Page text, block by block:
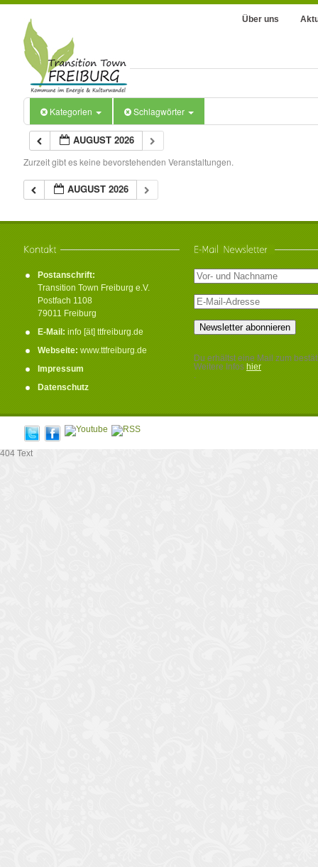
Über uns
Kategorien Schlagwörter
AUGUST 2026
Zurzeit gibt es keine bevorstehenden Veranstaltungen.
AUGUST 2026
Postanschrift:
Transition Town Freiburg e.V.
Postfach 1108
79011 Freiburg
E-Mail: info [ät] ttfreiburg.de
Webseite: www.ttfreiburg.de
Impressum
Datenschutz
Du erhältst eine Mail zum
Weitere Infos hier
.
404 Text